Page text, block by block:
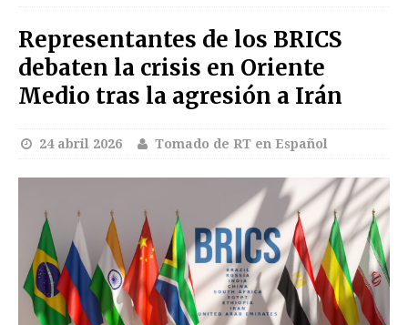
Representantes de los BRICS
debaten la crisis en Oriente
Medio tras la agresión a Irán
24 abril 2026 Tomado de RT en Español